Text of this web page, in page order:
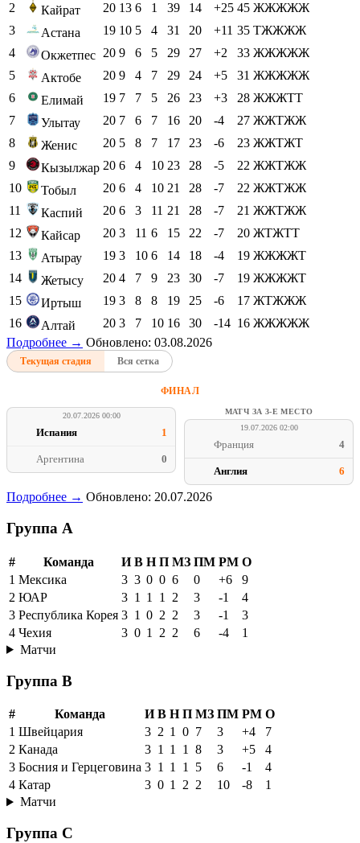
2 Кайрат 20 13 6 1 39 14 +25 45 ЖЖЖЖЖ
3
Астана 19 10 5 4 31 20 +11 35 ТЖЖЖЖ
4
Окжетпес 20 9 6 5 29 27 +2 33 ЖЖЖЖЖ
5
Актобе 20 9 4 7 29 24 +5 31 ЖЖЖЖЖ
6
Елимай 19 7 7 5 26 23 +3 28 ЖЖЖТТ
7
Улытау 20 7 6 7 16 20 -4 27 ЖЖТЖЖ
8
Женис 20 5 8 7 17 23 -6 23 ЖЖТЖТ
9
Кызылжар 20 6 4 10 23 28 -5 22 ЖЖТЖЖ
10
Тобыл 20 6 4 10 21 28 -7 22 ЖЖТЖЖ
11
Каспий 20 6 3 11 21 28 -7 21 ЖЖТЖЖ
12
Кайсар 20 3 11 6 15 22 -7 20 ЖТЖТТ
13
Атырау 19 3 10 6 14 18 -4 19 ЖЖЖЖТ
14
Жетысу 20 4 7 9 23 30 -7 19 ЖЖЖЖТ
15
Иртыш 19 3 8 8 19 25 -6 17 ЖТЖЖЖ
16
Алтай 20 3 7 10 16 30 -14 16 ЖЖЖЖЖ
Подробнее → Обновлено: 03.08.2026
Текущая стадия Вся сетка
ФИНАЛ
20.07.2026 00:00
Испания 1
Аргентина 0
МАТЧ ЗА 3-Е МЕСТО
19.07.2026 02:00
Франция 4
Англия 6
Подробнее → Обновлено: 20.07.2026
Группа A
# Команда И В Н П МЗ ПМ РМ О
1 Мексика 3 3 0 0 6 0 +6
9
2 ЮАР 3 1 1 1 2 3 -1
4
3 Республика Корея 3 1 0 2 2 3 -1
3
4 Чехия 3 0 1 2 2 6 -4
1
Матчи
Группа B
# Команда И В Н П МЗ ПМ РМ О
1 Швейцария 3 2 1 0 7 3 +4
7
2 Канада 3 1 1 1 8 3 +5
4
3 Босния и Герцеговина 3 1 1 1 5 6 -1
4
4 Катар 3 0 1 2 2 10 -8
1
Матчи
Группа C